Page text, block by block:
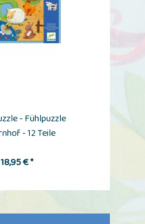
- Fühlpuzzle
- 12 Teile
18,95 € *